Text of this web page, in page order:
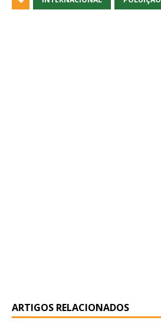
ARTIGOS RELACIONADOS